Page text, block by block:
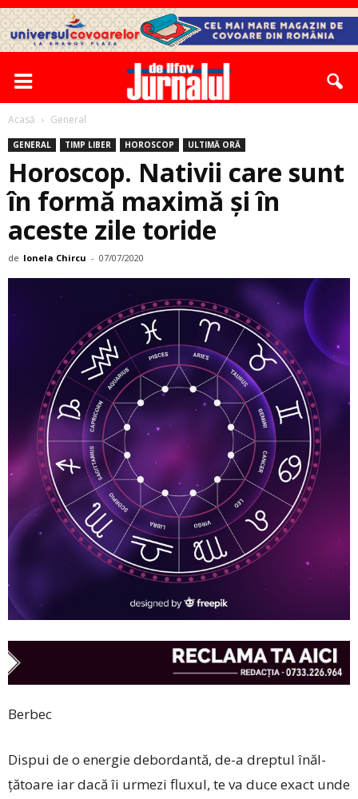
Acasă General
GENERAL TIMP LIBER HOROSCOP ULTIMĂ ORĂ
Horoscop. Nativii care sunt
în formă maximă și în
aceste zile toride
de Ionela Chircu - 07/07/2020
Berbec
Dispui de o energie debordantă, de-a dreptul înăl­
țătoare iar dacă îi urmezi fluxul, te va duce exact unde